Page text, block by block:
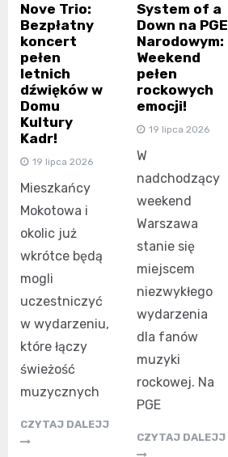
Nove Trio:
Bezpłatny
koncert
pełen
letnich
dźwięków w
Domu
Kultury
Kadr!
19 lipca 2026
Mieszkańcy
Mokotowa i
okolic już
wkrótce będą
mogli
uczestniczyć
w wydarzeniu,
które łączy
świeżość
muzycznych
CZYTAJ DALEJJ
System of a
Down na PGE
Narodowym:
Weekend
pełen
rockowych
emocji!
19 lipca 2026
W
nadchodzący
weekend
Warszawa
stanie się
miejscem
niezwykłego
wydarzenia
dla fanów
muzyki
rockowej. Na
PGE
CZYTAJ DALEJJ